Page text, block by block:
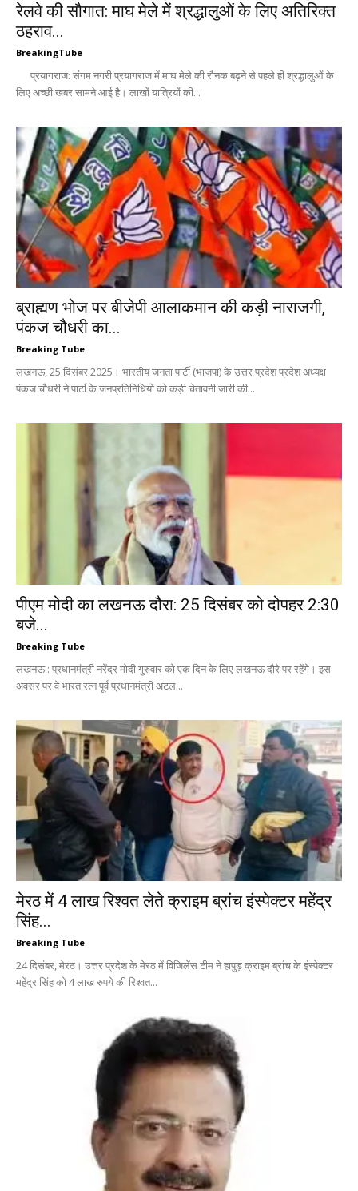
रेलवे की सौगात: माघ मेले में श्रद्धालुओं के लिए अतिरिक्त
ठहराव...
BreakingTube
प्रयागराज: संगम नगरी प्रयागराज में माघ मेले की रौनक बढ़ने से पहले ही श्रद्धालुओं के
लिए अच्छी खबर सामने आई है। लाखों यात्रियों की...
ब्राह्मण भोज पर बीजेपी आलाकमान की कड़ी नाराजगी,
पंकज चौधरी का...
Breaking Tube
लखनऊ, 25 दिसंबर 2025। भारतीय जनता पार्टी (भाजपा) के उत्तर प्रदेश प्रदेश अध्यक्ष
पंकज चौधरी ने पार्टी के जनप्रतिनिधियों को कड़ी चेतावनी जारी की...
पीएम मोदी का लखनऊ दौरा: 25 दिसंबर को दोपहर 2:30
बजे...
Breaking Tube
लखनऊ : प्रधानमंत्री नरेंद्र मोदी गुरुवार को एक दिन के लिए लखनऊ दौरे पर रहेंगे। इस
अवसर पर वे भारत रत्न पूर्व प्रधानमंत्री अटल...
मेरठ में 4 लाख रिश्वत लेते क्राइम ब्रांच इंस्पेक्टर महेंद्र
सिंह...
Breaking Tube
24 दिसंबर, मेरठ। उत्तर प्रदेश के मेरठ में विजिलेंस टीम ने हापुड़ क्राइम ब्रांच के इंस्पेक्टर
महेंद्र सिंह को 4 लाख रुपये की रिश्वत...